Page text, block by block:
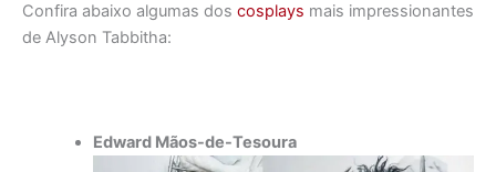
Confira abaixo algumas dos cosplays mais impressionantes
de Alyson Tabbitha:
Edward Mãos-de-Tesoura